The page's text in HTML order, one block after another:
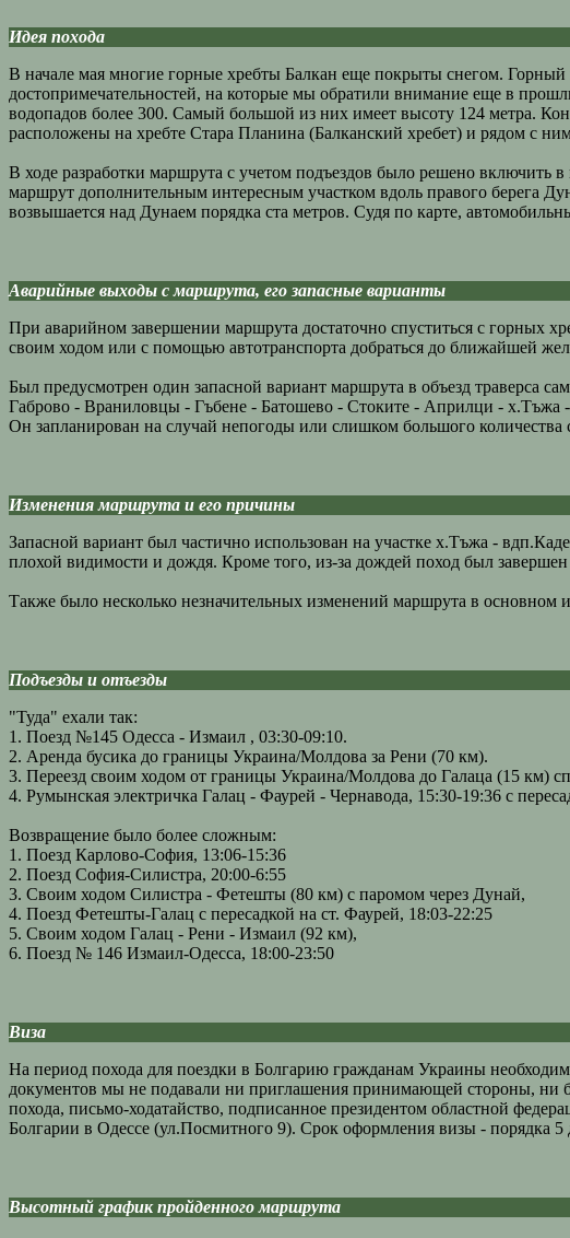
Идея похода
В начале мая многие горные хребты Балкан еще покрыты снегом.
достопримечательностей, на которые мы обратили внимание еще в
водопадов более 300. Самый большой из них имеет высоту 124 метра.
расположены на хребте Стара Планина (Балканский хребет) и рядом с
В ходе разработки маршрута с учетом подъездов было решено включить
маршрут дополнительным интересным участком вдоль правого берега
возвышается над Дунаем порядка ста метров. Судя по карте,
Аварийные выходы с маршрута, его запасные варианты
При аварийном завершении маршрута достаточно спуститься с горных
своим ходом или с помощью автотранспорта добраться до ближайшей
Был предусмотрен один запасной вариант маршрута в объезд траверса
Габрово - Враниловцы - Гъбене - Батошево - Стоките - Априлци -
Он запланирован на случай непогоды или слишком большого количества
Изменения маршрута и его причины
Запасной вариант был частично использован на участке х.Тъжа -
плохой видимости и дождя. Кроме того, из-за дождей поход был
Также было несколько незначительных изменений маршрута в основном
Подъезды и отъезды
"Туда" ехали так:
1. Поезд №145 Одесса - Измаил , 03:30-09:10.
2. Аренда бусика до границы Украина/Молдова за Рени (70 км).
3. Переезд своим ходом от границы Украина/Молдова до Галаца (15
4. Румынская электричка Галац - Фаурей - Чернавода, 15:30-19:36 с
Возвращение было более сложным:
1. Поезд Карлово-София, 13:06-15:36
2. Поезд София-Силистра, 20:00-6:55
3. Своим ходом Силистра - Фетешты (80 км) с паромом через Дунай,
4. Поезд Фетешты-Галац с пересадкой на ст. Фаурей, 18:03-22:25
5. Своим ходом Галац - Рени - Измаил (92 км),
6. Поезд № 146 Измаил-Одесса, 18:00-23:50
Виза
На период похода для поездки в Болгарию гражданам Украины
документов мы не подавали ни приглашения принимающей стороны, ни
похода, письмо-ходатайство, подписанное президентом областной
Болгарии в Одессе (ул.Посмитного 9). Срок оформления визы - порядка
Высотный график пройденного маршрута